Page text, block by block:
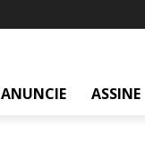
ANUNCIE ASSINE